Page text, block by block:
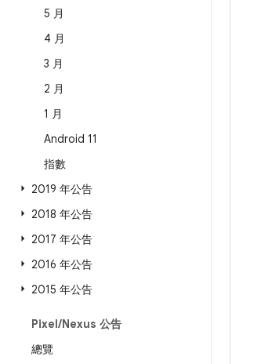
5 月
4 月
3 月
2 月
1 月
Android 11
指數
2019 年公告
2018 年公告
2017 年公告
2016 年公告
2015 年公告
Pixel/Nexus 公告
總覽